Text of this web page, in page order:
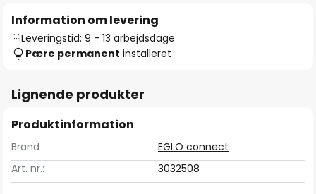
Information om levering
Leveringstid: 9 - 13 arbejdsdage
Pære permanent installeret
Lignende produkter
Produktinformation
Brand
EGLO connect
Art. nr.:
3032508